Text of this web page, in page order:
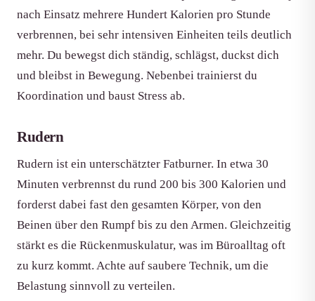
nach Einsatz mehrere Hundert Kalorien pro Stunde
verbrennen, bei sehr intensiven Einheiten teils deutlich
mehr. Du bewegst dich ständig, schlägst, duckst dich
und bleibst in Bewegung. Nebenbei trainierst du
Koordination und baust Stress ab.
Rudern
Rudern ist ein unterschätzter Fatburner. In etwa 30
Minuten verbrennst du rund 200 bis 300 Kalorien und
forderst dabei fast den gesamten Körper, von den
Beinen über den Rumpf bis zu den Armen. Gleichzeitig
stärkt es die Rückenmuskulatur, was im Büroalltag oft
zu kurz kommt. Achte auf saubere Technik, um die
Belastung sinnvoll zu verteilen.